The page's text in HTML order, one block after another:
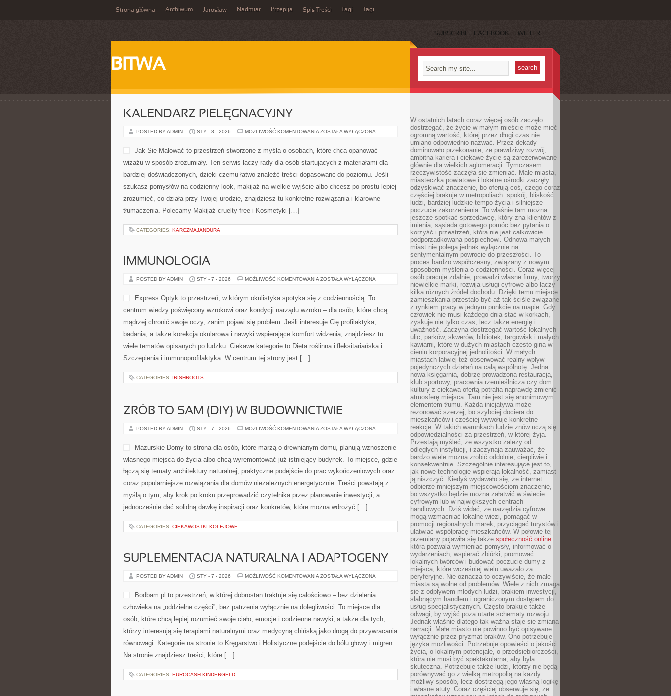
Strona główna Archiwum Jarosław Nadmiar Przepija Spis Treści Tagi Tagi
SUBSCRIBE FACEBOOK TWITTER
BITWA
KALENDARZ PIELĘGNACYJNY
POSTED BY ADMIN STY - 8 - 2026 MOŻLIWOŚĆ KOMENTOWANIA KALENDARZ
ZOSTAŁA WYŁĄCZONA
Jak Się Malować to przestrzeń stworzone z myślą o osobach, które chcą opanować
wizażu w sposób zrozumiały. Ten serwis łączy rady dla osób startujących z materiałami dla
bardziej doświadczonych, dzięki czemu łatwo znaleźć treści dopasowane do poziomu. Jeśli
szukasz pomysłów na codzienny look, makijaż na wielkie wyjście albo chcesz po prostu lepiej
zrozumieć, co działa przy Twojej urodzie, znajdziesz tu konkretne rozwiązania i klarowne
tłumaczenia. Polecamy Makijaż cruelty-free i Kosmetyki […]
CATEGORIES: KARCZMAJANDURA
IMMUNOLOGIA
POSTED BY ADMIN STY - 7 - 2026 MOŻLIWOŚĆ KOMENTOWANIA IMMUNOLOGIA
ZOSTAŁA WYŁĄCZONA
Express Optyk to przestrzeń, w którym okulistyka spotyka się z codziennością. To
centrum wiedzy poświęcony wzrokowi oraz kondycji narządu wzroku – dla osób, które chcą
mądrzej chronić swoje oczy, zanim pojawi się problem. Jeśli interesuje Cię profilaktyka,
badania, a także korekcja okularowa i nawyki wspierające komfort widzenia, znajdziesz tu
wiele tematów opisanych po ludzku. Ciekawe kategorie to Dieta roślinna i fleksitariańska i
Szczepienia i immunoprofilaktyka. W centrum tej strony jest […]
CATEGORIES: IRISHROOTS
ZRÓB TO SAM (DIY) W BUDOWNICTWIE
POSTED BY ADMIN STY - 7 - 2026 MOŻLIWOŚĆ KOMENTOWANIA ZRÓB
(DIY)
W
ZOSTAŁA WYŁĄCZONA
Mazurskie Domy to strona dla osób, które marzą o drewnianym domu, planują wznoszenie
własnego miejsca do życia albo chcą wyremontować już istniejący budynek. To miejsce, gdzie
łączą się tematy architektury naturalnej, praktyczne podejście do prac wykończeniowych oraz
coraz popularniejsze rozwiązania dla domów niezależnych energetycznie. Treści powstają z
myślą o tym, aby krok po kroku przeprowadzić czytelnika przez planowanie inwestycji, a
jednocześnie dać solidną dawkę inspiracji oraz konkretów, które można wdrożyć […]
CATEGORIES: CIEKAWOSTKI KOLEJOWE
SUPLEMENTACJA NATURALNA I ADAPTOGENY
POSTED BY ADMIN STY - 7 - 2026 MOŻLIWOŚĆ KOMENTOWANIA SUPLEMENTACJA
ADAPTOGENY
ZOSTAŁA WYŁĄCZONA
Bodbam.pl to przestrzeń, w której dobrostan traktuje się całościowo – bez dzielenia
człowieka na „oddzielne części”, bez patrzenia wyłącznie na dolegliwości. To miejsce dla
osób, które chcą lepiej rozumieć swoje ciało, emocje i codzienne nawyki, a także dla tych,
którzy interesują się terapiami naturalnymi oraz medycyną chińską jako drogą do przywracania
równowagi. Kategorie na stronie to Kręgarstwo i Holistyczne podejście do bólu głowy i migren.
Na stronie znajdziesz treści, które […]
CATEGORIES: EUROCASH KINDERGELD
W ostatnich latach coraz więcej osób zaczęło
dostrzegać, że życie w małym mieście może mieć
ogromną wartość, której przez długi czas nie
umiano odpowiednio nazwać. Przez dekady
dominowało przekonanie, że prawdziwy rozwój,
ambitna kariera i ciekawe życie są zarezerwowane
głównie dla wielkich aglomeracji. Tymczasem
rzeczywistość zaczęła się zmieniać. Małe miasta,
miasteczka powiatowe i lokalne ośrodki zaczęły
odzyskiwać znaczenie, bo oferują coś, czego coraz
częściej brakuje w metropoliach: spokój, bliskość
ludzi, bardziej ludzkie tempo życia i silniejsze
poczucie zakorzenienia. To właśnie tam można
jeszcze spotkać sprzedawcę, który zna klientów z
imienia, sąsiada gotowego pomóc bez pytania o
korzyść i przestrzeń, która nie jest całkowicie
podporządkowana pośpiechowi. Odnowa małych
miast nie polega jednak wyłącznie na
sentymentalnym powrocie do przeszłości. To
proces bardzo współczesny, związany z nowym
sposobem myślenia o codzienności. Coraz więcej
osób pracuje zdalnie, prowadzi własne firmy, tworzy
niewielkie marki, rozwija usługi cyfrowe albo łączy
kilka różnych źródeł dochodu. Dzięki temu miejsce
zamieszkania przestało być aż tak ściśle związane
z rynkiem pracy w jednym punkcie na mapie. Gdy
człowiek nie musi każdego dnia stać w korkach,
zyskuje nie tylko czas, lecz także energię i
uważność. Zaczyna dostrzegać wartość lokalnych
ulic, parków, skwerów, bibliotek, targowisk i małych
kawiarni, które w dużych miastach często giną w
cieniu korporacyjnej jednolitości. W małych
miastach łatwiej też obserwować realny wpływ
pojedynczych działań na całą wspólnotę. Jedna
nowa księgarnia, dobrze prowadzona restauracja,
klub sportowy, pracownia rzemieślnicza czy dom
kultury z ciekawą ofertą potrafią naprawdę zmienić
atmosferę miejsca. Tam nie jest się anonimowym
elementem tłumu. Każda inicjatywa może
rezonować szerzej, bo szybciej dociera do
mieszkańców i częściej wywołuje konkretne
reakcje. W takich warunkach ludzie znów uczą się
odpowiedzialności za przestrzeń, w której żyją.
Przestają myśleć, że wszystko zależy od
odległych instytucji, i zaczynają zauważać, że
bardzo wiele można zrobić oddolnie, cierpliwie i
konsekwentnie. Szczególnie interesujące jest to,
jak nowe technologie wspierają lokalność, zamiast
ją niszczyć. Kiedyś wydawało się, że internet
odbierze mniejszym miejscowościom znaczenie,
bo wszystko będzie można załatwić w świecie
cyfrowym lub w największych centrach
handlowych. Dziś widać, że narzędzia cyfrowe
mogą wzmacniać lokalne więzi, pomagać w
promocji regionalnych marek, przyciągać turystów i
ułatwiać współpracę mieszkańców. W połowie tej
przemiany pojawiła się także społeczność online
która pozwala wymieniać pomysły, informować o
wydarzeniach, wspierać zbiórki, promować
lokalnych twórców i budować poczucie dumy z
miejsca, które wcześniej wielu uważało za
peryferyjne. Nie oznacza to oczywiście, że małe
miasta są wolne od problemów. Wiele z nich zmaga
się z odpływem młodych ludzi, brakiem inwestycji,
słabnącym handlem i ograniczonym dostępem do
usług specjalistycznych. Często brakuje także
odwagi, by wyjść poza utarte schematy rozwoju.
Jednak właśnie dlatego tak ważna staje się zmiana
narracji. Małe miasto nie powinno być opisywane
wyłącznie przez pryzmat braków. Ono potrzebuje
języka możliwości. Potrzebuje opowieści o jakości
życia, o lokalnym potencjale, o przedsiębiorczości,
która nie musi być spektakularna, aby była
skuteczna. Potrzebuje także ludzi, którzy nie będą
porównywać go z wielką metropolią na każdy
możliwy sposób, lecz dostrzegą jego własną logikę
i własne atuty. Coraz częściej obserwuje się, że